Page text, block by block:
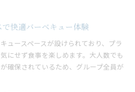
快適バーベキュー体験
ュースペースが設けられており、プラ
にせず食事を楽しめます。大人数でも
確保されているため、グループ全員が